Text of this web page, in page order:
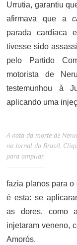
Urrutia, garantiu
afirmava que a
parada cardíaca
tivesse sido
pelo Partido
motorista de
testemunhou à
aplicando uma
A nota da morte de
no Jornal do Brasil.
para ampliar.
fazia planos para o
é esta: se
as dores, como
injetaram veneno,
Amorós.